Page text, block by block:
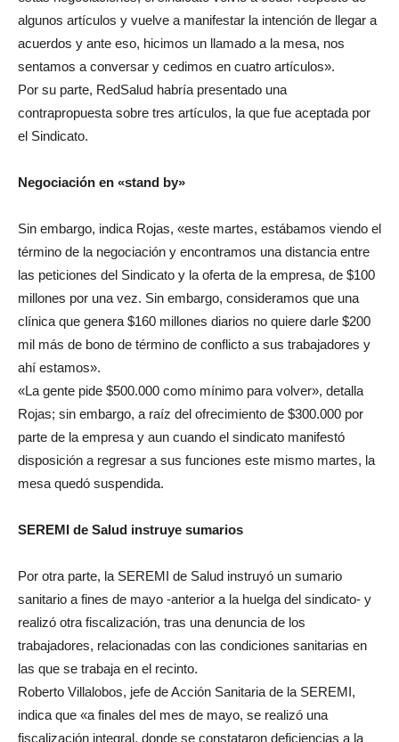
algunos artículos y vuelve a manifestar la intención de llegar a
acuerdos y ante eso, hicimos un llamado a la mesa, nos
sentamos a conversar y cedimos en cuatro artículos».
Por su parte, RedSalud habría presentado una
contrapropuesta sobre tres artículos, la que fue aceptada por
el Sindicato.
Negociación en «stand by»
Sin embargo, indica Rojas, «este martes, estábamos viendo el
término de la negociación y encontramos una distancia entre
las peticiones del Sindicato y la oferta de la empresa, de $100
millones por una vez. Sin embargo, consideramos que una
clínica que genera $160 millones diarios no quiere darle $200
mil más de bono de término de conflicto a sus trabajadores y
ahí estamos».
«La gente pide $500.000 como mínimo para volver», detalla
Rojas; sin embargo, a raíz del ofrecimiento de $300.000 por
parte de la empresa y aun cuando el sindicato manifestó
disposición a regresar a sus funciones este mismo martes, la
mesa quedó suspendida.
SEREMI de Salud instruye sumarios
Por otra parte, la SEREMI de Salud instruyó un sumario
sanitario a fines de mayo -anterior a la huelga del sindicato- y
realizó otra fiscalización, tras una denuncia de los
trabajadores, relacionadas con las condiciones sanitarias en
las que se trabaja en el recinto.
Roberto Villalobos, jefe de Acción Sanitaria de la SEREMI,
indica que «a finales del mes de mayo, se realizó una
fiscalización integral, donde se constataron deficiencias a la